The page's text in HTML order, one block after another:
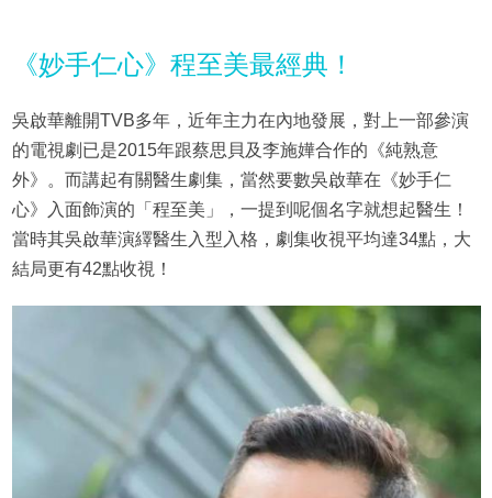
《妙手仁心》程至美最經典！
吳啟華離開TVB多年，近年主力在內地發展，對上一部參演
的電視劇已是2015年跟蔡思貝及李施嬅合作的《純熟意
外》。而講起有關醫生劇集，當然要數吳啟華在《妙手仁
心》入面飾演的「程至美」，一提到呢個名字就想起醫生！
當時其吳啟華演繹醫生入型入格，劇集收視平均達34點，大
結局更有42點收視！